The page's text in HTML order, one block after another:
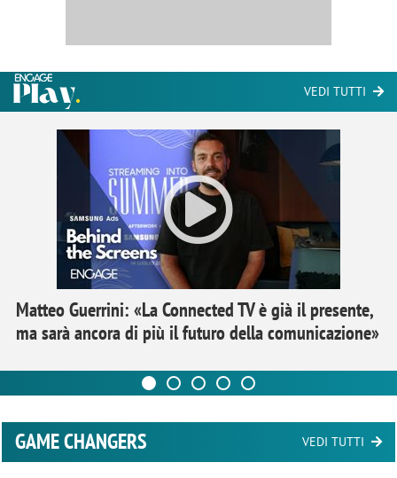
VEDI TUTTI
Matteo Guerrini: «La Connected TV è già il presente,
ma sarà ancora di più il futuro della comunicazione»
GAME CHANGERS VEDI TUTTI